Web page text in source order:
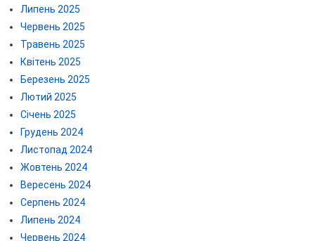
Липень 2025
Червень 2025
Травень 2025
Квітень 2025
Березень 2025
Лютий 2025
Січень 2025
Грудень 2024
Листопад 2024
Жовтень 2024
Вересень 2024
Серпень 2024
Липень 2024
Червень 2024